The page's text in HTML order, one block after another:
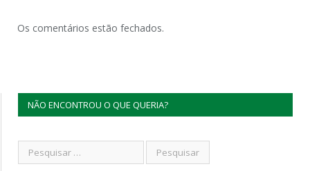
Os comentários estão fechados.
NÃO ENCONTROU O QUE QUERIA?